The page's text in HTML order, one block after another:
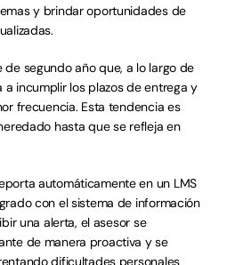
y brindar oportunidades de
de segundo año que, a lo largo de
a incumplir los plazos de entrega y
frecuencia. Esta tendencia es
hasta que se refleja en
automáticamente en un LMS
con el sistema de información
una alerta, el asesor se
de manera proactiva y se
dificultades personales